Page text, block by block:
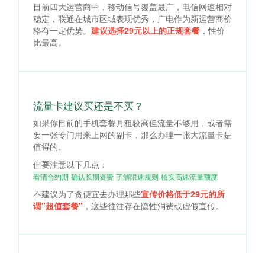
目前四大运营商中，移动信号覆盖最广，电信网速相对
稳定，联通在城市区域表现优秀，广电作为新运营商价
格有一定优势。 建议选择29元以上的正规套餐 ，性价
比最高。
流量卡建议买还是不买？
如果你目前的手机套餐月租较高但流量不够用，或者需
要一张专门用来上网的副卡，那么办理一张大流量卡是
值得的。
但要注意以下几点：
看清合约期 确认长期资费 了解限速规则 核实高速流量额度
不建议为了贪便宜去办理那些宣传价格低于29元的所
谓"超值套餐" ，这些往往存在隐性消费或虚假宣传。